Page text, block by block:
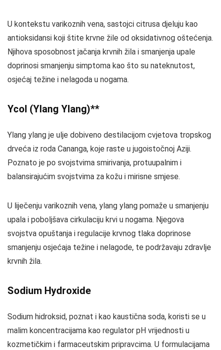
U kontekstu varikoznih vena, sastojci citrusa djeluju kao
antioksidansi koji štite krvne žile od oksidativnog oštećenja.
Njihova sposobnost jačanja krvnih žila i smanjenja upale
doprinosi smanjenju simptoma kao što su nateknutost,
osjećaj težine i nelagoda u nogama.
Ycol (Ylang Ylang)**
Ylang ylang je ulje dobiveno destilacijom cvjetova tropskog
drveća iz roda Cananga, koje raste u jugoistočnoj Aziji.
Poznato je po svojstvima smirivanja, protuupalnim i
balansirajućim svojstvima za kožu i mirisne smjese.
U liječenju varikoznih vena, ylang ylang pomaže u smanjenju
upala i poboljšava cirkulaciju krvi u nogama. Njegova
svojstva opuštanja i regulacije krvnog tlaka doprinose
smanjenju osjećaja težine i nelagode, te podržavaju zdravlje
krvnih žila.
Sodium Hydroxide
Sodium hidroksid, poznat i kao kaustična soda, koristi se u
malim koncentracijama kao regulator pH vrijednosti u
kozmetičkim i farmaceutskim pripravcima. U formulacijama